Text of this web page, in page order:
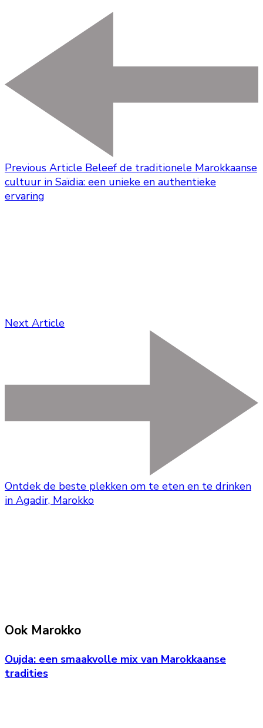
Previous Article Beleef de traditionele Marokkaanse
cultuur in Saïdia: een unieke en authentieke
ervaring
Next Article
Ontdek de beste plekken om te eten en te drinken
in Agadir, Marokko
Ook Marokko
Oujda: een smaakvolle mix van Marokkaanse
tradities